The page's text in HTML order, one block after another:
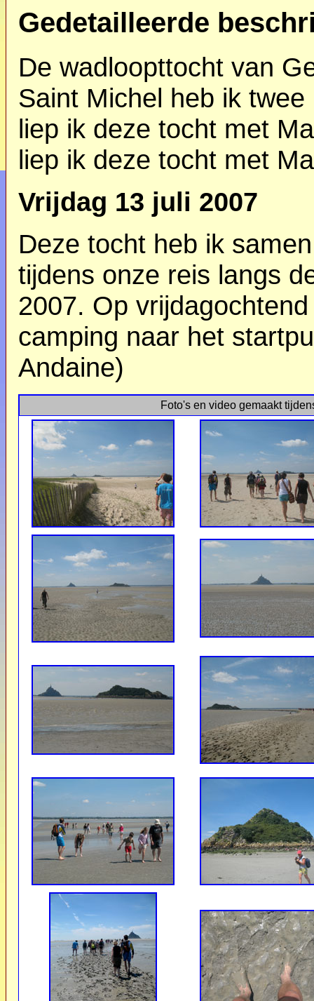
Gedetailleerde
De wadloopttocht van
Saint Michel heb ik
liep ik deze tocht met
liep ik deze tocht met
Vrijdag 13 juli 2007
Deze tocht heb ik
tijdens onze reis langs
2007. Op
camping naar het
Andaine)
Foto's en video gemaakt